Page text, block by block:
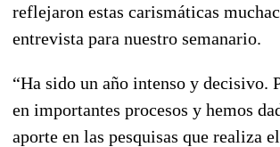
reflejaron estas carismáticas
entrevista para nuestro semanario.
“Ha sido un año intenso y decisivo.
en importantes procesos y hemos
aporte en las pesquisas que realiza